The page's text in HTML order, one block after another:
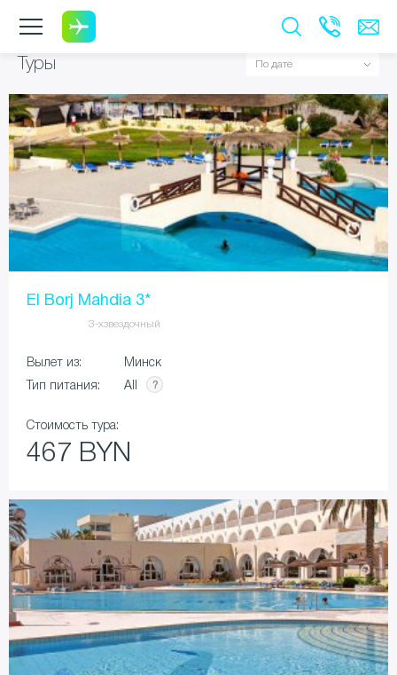
Туры
El Borj Mahdia 3*
3-хзвездочный
Вылет из:
Минск
Тип питания:
All
Стоимость тура:
467 BYN